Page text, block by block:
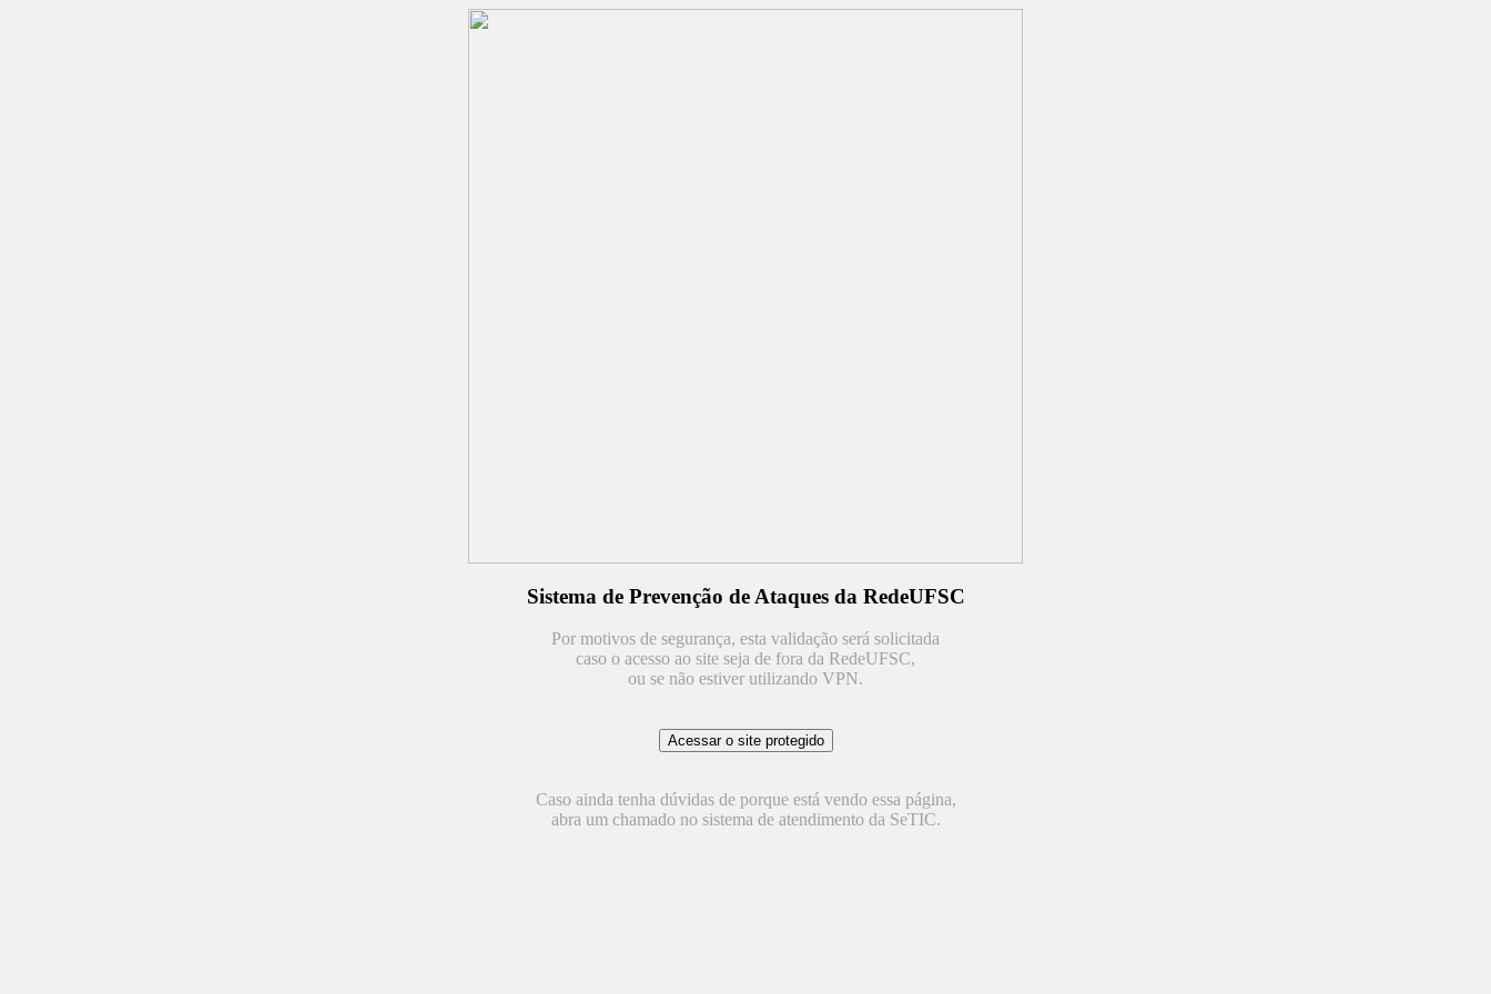
Sistema de Prevenção de Ataques da RedeUFSC
Por motivos de segurança, esta validação será solicitada
caso o acesso ao site seja de fora da RedeUFSC,
ou se não estiver utilizando VPN.
Caso ainda tenha dúvidas de porque está vendo essa página,
abra um chamado no sistema de atendimento da SeTIC.